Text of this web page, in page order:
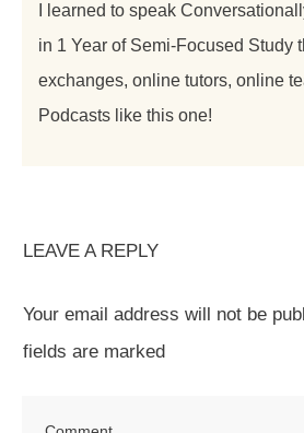
I learned to speak
in 1 Year of Semi-Focused Study
exchanges, online tutors, online
Podcasts like this one!
LEAVE A REPLY
Your email address will not be
fields are marked